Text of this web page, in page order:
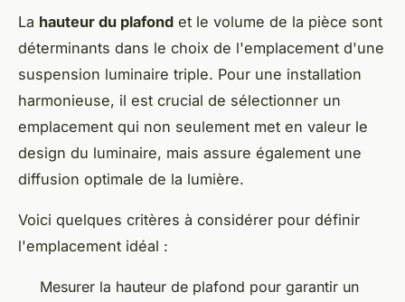
La hauteur du plafond et le volume de la pièce sont
déterminants dans le choix de l'emplacement d'une
suspension luminaire triple. Pour une installation
harmonieuse, il est crucial de sélectionner un
emplacement qui non seulement met en valeur le
design du luminaire, mais assure également une
diffusion optimale de la lumière.
Voici quelques critères à considérer pour définir
l'emplacement idéal :
Mesurer la hauteur de plafond pour garantir un